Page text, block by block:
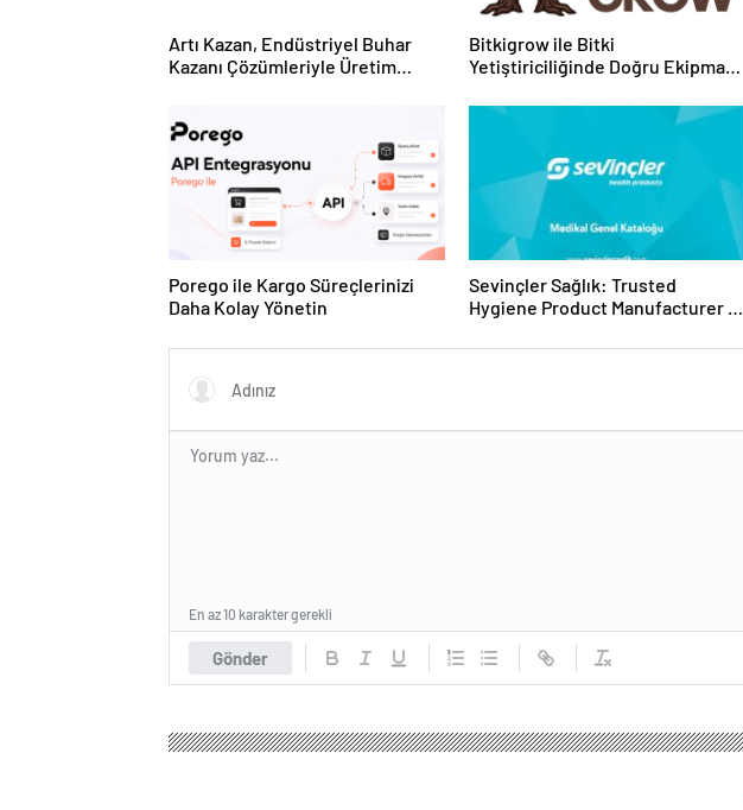
Artı Kazan, Endüstriyel Buhar
Kazanı Çözümleriyle Üretim
Bitkigrow ile Bitki
Yetiştiriciliğinde Doğru Ekipman
Porego ile Kargo Süreçlerinizi
Daha Kolay Yönetin
Sevinçler Sağlık: Trusted
Hygiene Product Manufacturer in
Gönder
En az 10 karakter gerekli